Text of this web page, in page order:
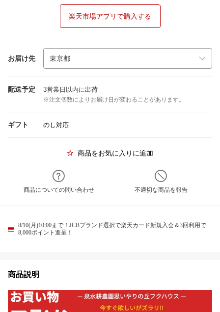
楽天市場アプリで購入する
お届け先
配送予定 3営業日以内に出荷
※注文個数によりお届け日が変わることがあります。
ギフト のし対応
商品をお気に入りに追加
商品についての問い合わせ 不適切な商品を報告
8/10(月)10:00まで！JCBブランド選択で楽天カード新規入会＆3回利用で
8,000ポイント進呈！
商品説明